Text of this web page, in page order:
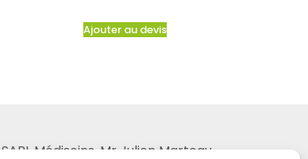
Ajouter au devis
SARL Médisoins, Mr Julien Marteau